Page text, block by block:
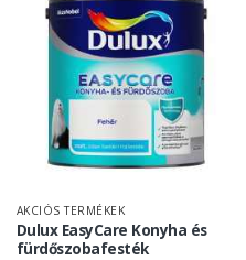
AKCIÓS TERMÉKEK
Dulux EasyCare Konyha és
fürdőszobafesték